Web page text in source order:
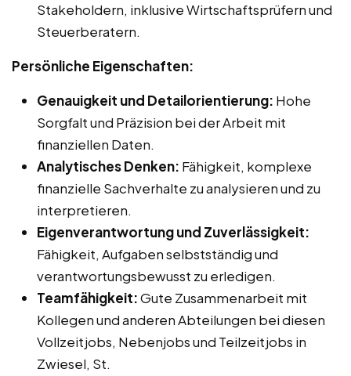
Stakeholdern, inklusive Wirtschaftsprüfern und
Steuerberatern.
Persönliche Eigenschaften:
Genauigkeit und Detailorientierung: Hohe
Sorgfalt und Präzision bei der Arbeit mit
finanziellen Daten.
Analytisches Denken: Fähigkeit, komplexe
finanzielle Sachverhalte zu analysieren und zu
interpretieren.
Eigenverantwortung und Zuverlässigkeit:
Fähigkeit, Aufgaben selbstständig und
verantwortungsbewusst zu erledigen.
Teamfähigkeit:Gute Zusammenarbeit mit
Kollegen und anderen Abteilungen bei diesen
Vollzeitjobs, Nebenjobs und Teilzeitjobs in
Zwiesel, St.